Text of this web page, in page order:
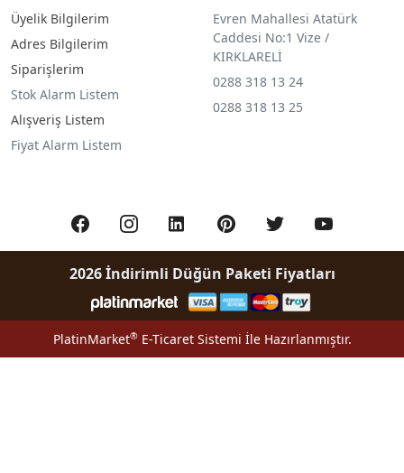
Üyelik Bilgilerim
Adres Bilgilerim
Siparişlerim
Stok Alarm Listem
Alışveriş Listem
Fiyat Alarm Listem
Evren Mahallesi Atatürk
Caddesi No:1 Vize /
KIRKLARELİ
0288 318 13 24
0288 318 13 25
2026 İndirimli Düğün Paketi Fiyatları
PlatinMarket®E-Ticaret Sistemi İle Hazırlanmıştır.